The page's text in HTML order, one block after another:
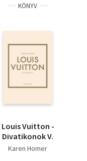
KÖNYV
Louis Vuitton -
Divatikonok V.
Karen Homer